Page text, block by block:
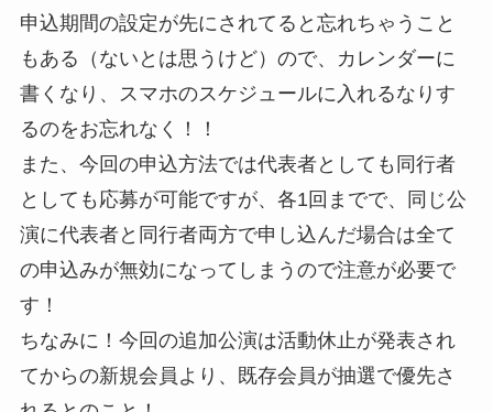
申込期間の設定が先にされてると忘れちゃうこと
もある（ないとは思うけど）ので、カレンダーに
書くなり、スマホのスケジュールに入れるなりす
るのをお忘れなく！！
また、今回の申込方法では代表者としても同行者
としても応募が可能ですが、各1回までで、同じ公
演に代表者と同行者両方で申し込んだ場合は全て
の申込みが無効になってしまうので注意が必要で
す！
ちなみに！ 今回の追加公演は活動休止が発表され
てからの新規会員より、既存会員が抽選で優先さ